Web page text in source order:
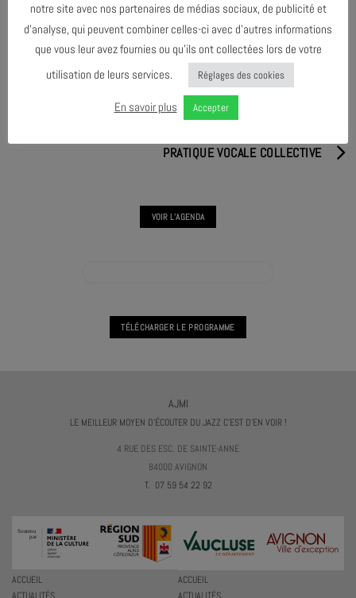
PRATIQUE VOCALE COLLECTIVE
PRATIQUE VOCALE COLLECTIVE
VOIR L'AGENDA
TÉLÉCHARGER LE PROGRAMME
AJMI
LE MEILLEUR MOYEN D'ÉCOUTER DU JAZZ C'EST D'EN VOIR !
4 RUE DES ESC. DE SAINTE-ANNE
84000 AVIGNON
T. 07 59 54 22 92
ACCUEIL
ACCUEIL
notre site avec nos partenaires de médias sociaux, de publicité et
d’analyse, qui peuvent combiner celles-ci avec d’autres informations
que vous leur avez fournies ou qu’ils ont collectées lors de votre
utilisation de leurs services.
Réglages des cookies
En savoir plus Accepter